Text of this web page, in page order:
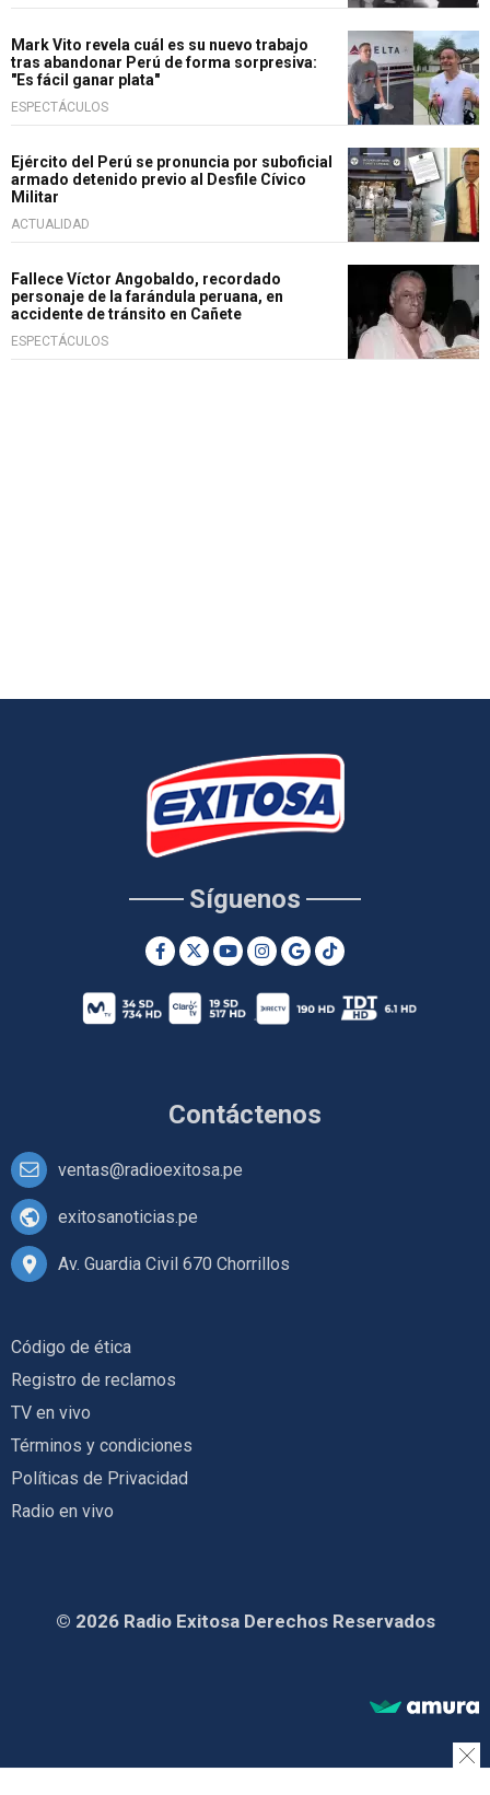
Mark Vito revela cuál es su nuevo trabajo
tras abandonar Perú de forma sorpresiva:
"Es fácil ganar plata"
ESPECTÁCULOS
Ejército del Perú se pronuncia por suboficial
armado detenido previo al Desfile Cívico
Militar
ACTUALIDAD
Fallece Víctor Angobaldo, recordado
personaje de la farándula peruana, en
accidente de tránsito en Cañete
ESPECTÁCULOS
Contáctenos
ventas@radioexitosa.pe
exitosanoticias.pe
Av. Guardia Civil 670 Chorrillos
Síguenos
Código de ética
Registro de reclamos
TV en vivo
Términos y condiciones
Políticas de Privacidad
Radio en vivo
© 2026 Radio Exitosa Derechos Reservados